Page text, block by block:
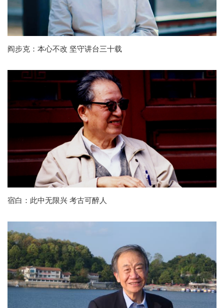
阎步克：本心不改 坚守讲台三十载
宿白：此中无限兴 考古可醉人